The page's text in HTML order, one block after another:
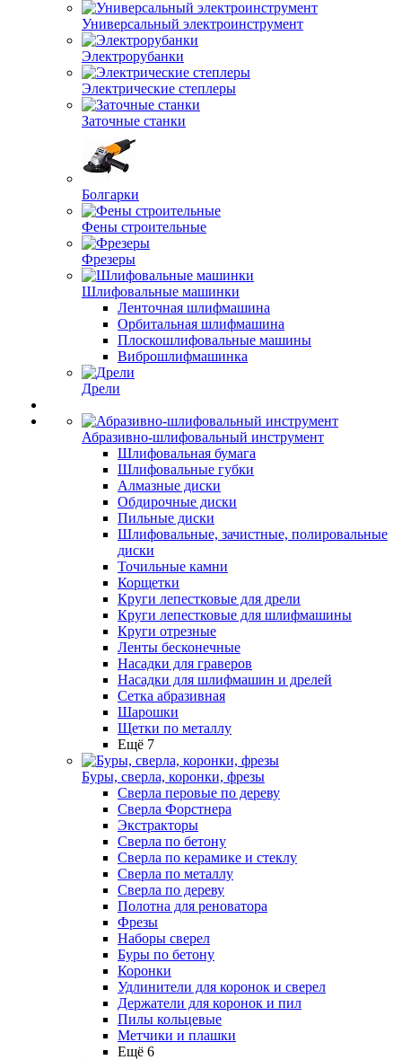
Универсальный электроинструмент
Электрорубанки
Электрические степлеры
Заточные станки
Болгарки
Фены строительные
Фрезеры
Шлифовальные машинки
Ленточная шлифмашина
Орбитальная шлифмашина
Плоскошлифовальные машины
Виброшлифмашинка
Дрели
Абразивно-шлифовальный инструмент
Шлифовальная бумага
Шлифовальные губки
Алмазные диски
Обдирочные диски
Пильные диски
Шлифовальные, зачистные, полировальные
диски
Точильные камни
Корщетки
Круги лепестковые для дрели
Круги лепестковые для шлифмашины
Круги отрезные
Ленты бесконечные
Насадки для граверов
Насадки для шлифмашин и дрелей
Сетка абразивная
Шарошки
Щетки по металлу
Ещё 7
Буры, сверла, коронки, фрезы
Сверла перовые по дереву
Сверла Форстнера
Экстракторы
Сверла по бетону
Сверла по керамике и стеклу
Сверла по металлу
Сверла по дереву
Полотна для реноватора
Фрезы
Наборы сверел
Буры по бетону
Коронки
Удлинители для коронок и сверел
Держатели для коронок и пил
Пилы кольцевые
Метчики и плашки
Ещё 6